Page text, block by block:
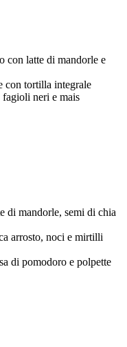
con latte di mandorle e
con tortilla integrale
neri e mais
di mandorle, semi di chia
arrosto, noci e mirtilli
di pomodoro e polpette